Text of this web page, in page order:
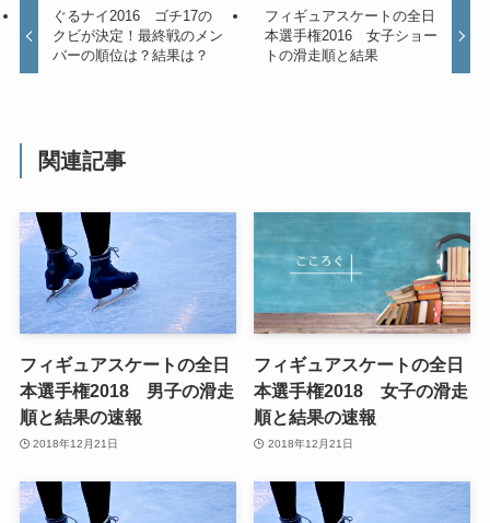
ぐるナイ2016 ゴチ17の
クビが決定！最終戦のメン
バーの順位は？結果は？
フィギュアスケートの全日
本選手権2016 女子ショー
トの滑走順と結果
関連記事
フィギュアスケートの全日
本選手権2018 男子の滑走
順と結果の速報
2018年12月21日
フィギュアスケートの全日
本選手権2018 女子の滑走
順と結果の速報
2018年12月21日